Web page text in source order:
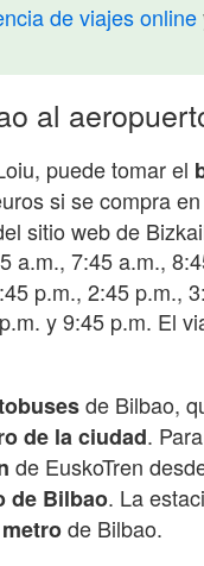
de viajes online
al
puede tomar el
si se compra
sitio web de
a.m., 7:45 a.m.,
p.m., 2:45 p.m.,
y 9:45 p.m. El
de Bilbao,
de la ciudad.
de EuskoTren
de Bilbao. La
metrode Bilbao.